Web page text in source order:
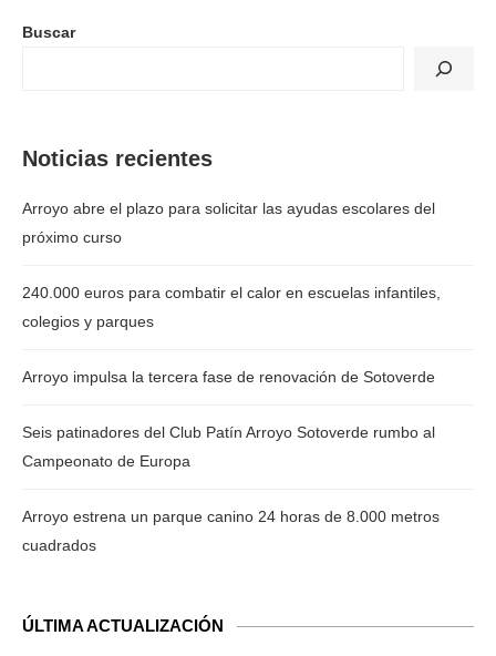
Buscar
Noticias recientes
Arroyo abre el plazo para solicitar las ayudas escolares del
próximo curso
240.000 euros para combatir el calor en escuelas infantiles,
colegios y parques
Arroyo impulsa la tercera fase de renovación de Sotoverde
Seis patinadores del Club Patín Arroyo Sotoverde rumbo al
Campeonato de Europa
Arroyo estrena un parque canino 24 horas de 8.000 metros
cuadrados
ÚLTIMA ACTUALIZACIÓN